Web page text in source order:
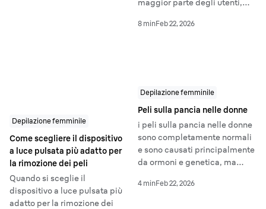
maggior parte degli utenti,
dei dispositivi Braun per la
profonda e a una sanificazione
Questo mantiene i motori
efficienti, favorisce l’igiene e
rallenta l’usura di lame,
laminel e testine
dell’epilatorie. Io tratto questi
precisione: tengo sotto
8 minFeb 22, 2026
Depilazione femminile
Come scegliere il dispositivo
a luce pulsata più adatto per
la rimozione dei peli
Quando si sceglie il
dispositivo a luce pulsata più
adatto per la rimozione dei
Depilazione femminile
Peli sulla pancia nelle donne
i peli sulla pancia nelle donne
sono completamente normali
e sono causati principalmente
da ormoni e genetica, ma
sicurezza utilizzando metodi
4 minFeb 22, 2026